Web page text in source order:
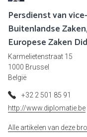
Persdienst van
Buitenlandse
Europese Zaken
Karmelietenstraat 15
1000 Brussel
België
+32 2 501 85 91
http://www.diplomatie.be
Alle artikelen van deze